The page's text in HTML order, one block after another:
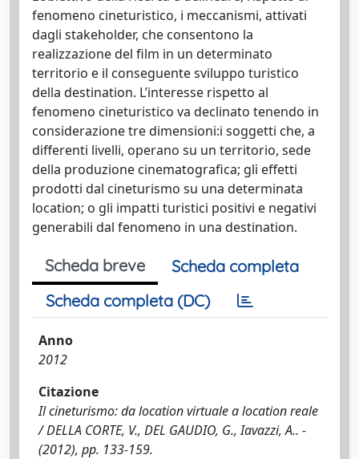
fenomeno cineturistico, i meccanismi, attivati
dagli stakeholder, che consentono la
realizzazione del film in un determinato
territorio e il conseguente sviluppo turistico
della destination. L’interesse rispetto al
fenomeno cineturistico va declinato tenendo in
considerazione tre dimensioni:i soggetti che, a
differenti livelli, operano su un territorio, sede
della produzione cinematografica; gli effetti
prodotti dal cineturismo su una determinata
location; o gli impatti turistici positivi e negativi
generabili dal fenomeno in una destination.
Scheda breve
Scheda completa
Scheda completa (DC)
Anno
2012
Citazione
Il cineturismo: da location virtuale a location reale
/ DELLA CORTE, V., DEL GAUDIO, G., Iavazzi, A.. -
(2012), pp. 133-159.